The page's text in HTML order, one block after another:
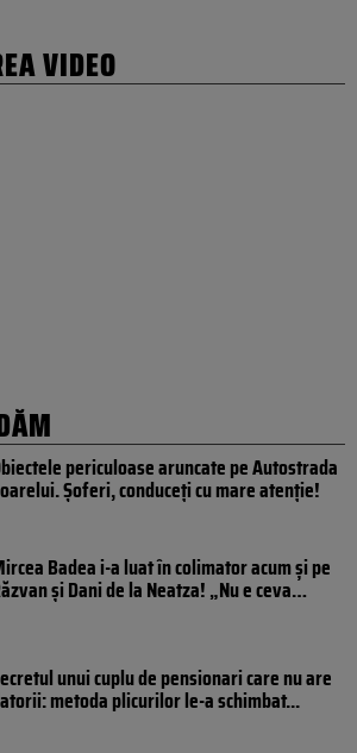
VIDEO
periculoase aruncate pe Autostrada
Șoferi, conduceți cu mare atenție!
Badea i-a luat în colimator acum și pe
și Dani de la Neatza! „Nu e ceva…
unui cuplu de pensionari care nu are
metoda plicurilor le-a schimbat...